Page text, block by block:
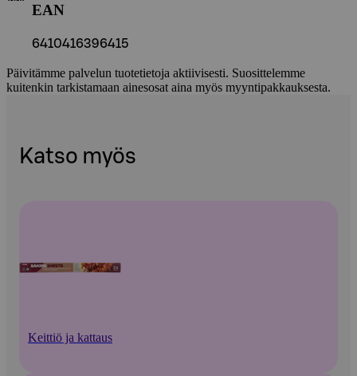
EAN
6410416396415
Päivitämme palvelun tuotetietoja aktiivisesti. Suosittelemme
kuitenkin tarkistamaan ainesosat aina myös myyntipakkauksesta.
Katso myös
Keittiö ja kattaus